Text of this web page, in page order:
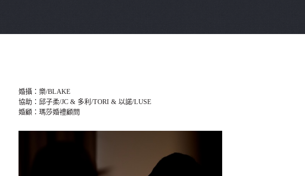
婚攝：樂/BLAKE
協助：邱子柔/JC & 多利/TORI & 以諾/LUSE
婚顧：瑪莎婚禮顧問